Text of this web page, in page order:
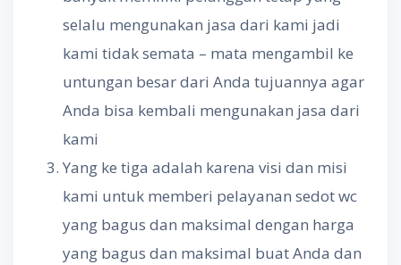
selalu mengunakan jasa dari kami jadi
kami tidak semata – mata mengambil ke
untungan besar dari Anda tujuannya agar
Anda bisa kembali mengunakan jasa dari
kami
Yang ke tiga adalah karena visi dan misi
kami untuk memberi pelayanan sedot wc
yang bagus dan maksimal dengan harga
yang bagus dan maksimal buat Anda dan